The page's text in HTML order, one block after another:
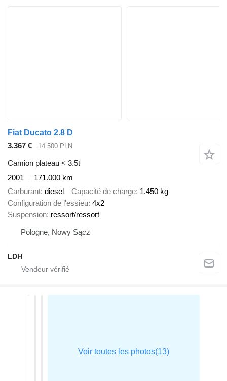
Fiat Ducato 2.8 D
3.367 €
14.500 PLN
Camion plateau < 3.5t
2001
171.000 km
Carburant diesel Capacité de charge 1.450 kg
Configuration de l'essieu 4x2
Suspension ressort/ressort
Pologne, Nowy Sącz
LDH